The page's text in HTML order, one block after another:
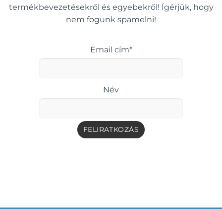
termékbevezetésekről és egyebekről! Ígérjük, hogy
nem fogunk spamelni!
Email cím*
Név